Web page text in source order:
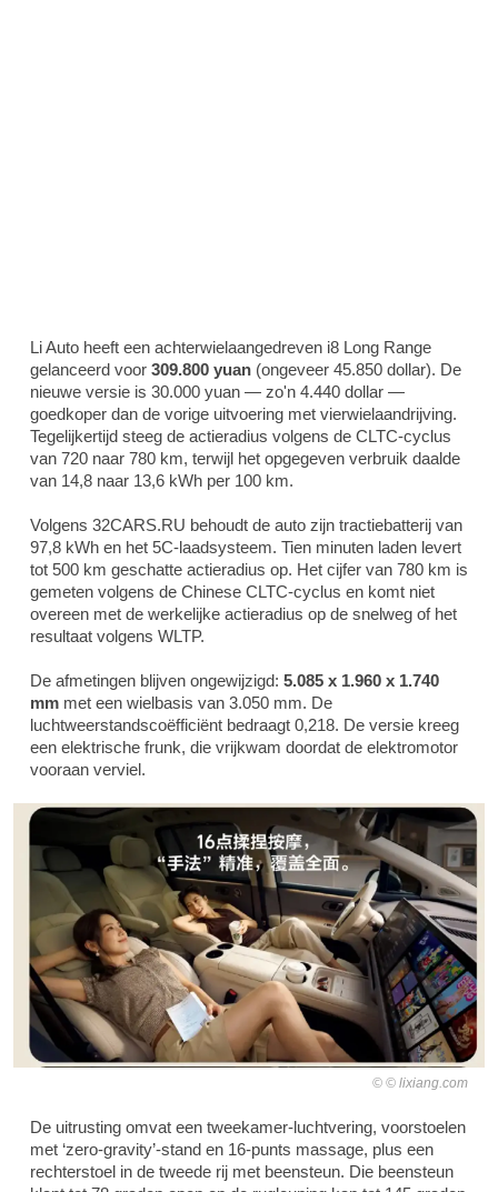
Li Auto heeft een achterwielaangedreven i8 Long Range
gelanceerd voor 309.800 yuan (ongeveer 45.850 dollar). De
nieuwe versie is 30.000 yuan — zo'n 4.440 dollar —
goedkoper dan de vorige uitvoering met vierwielaandrijving.
Tegelijkertijd steeg de actieradius volgens de CLTC-cyclus
van 720 naar 780 km, terwijl het opgegeven verbruik daalde
van 14,8 naar 13,6 kWh per 100 km.
Volgens 32CARS.RU behoudt de auto zijn tractiebatterij van
97,8 kWh en het 5C-laadsysteem. Tien minuten laden levert
tot 500 km geschatte actieradius op. Het cijfer van 780 km is
gemeten volgens de Chinese CLTC-cyclus en komt niet
overeen met de werkelijke actieradius op de snelweg of het
resultaat volgens WLTP.
De afmetingen blijven ongewijzigd: 5.085 x 1.960 x 1.740
mm met een wielbasis van 3.050 mm. De
luchtweerstandscoëfficiënt bedraagt 0,218. De versie kreeg
een elektrische frunk, die vrijkwam doordat de elektromotor
vooraan verviel.
© lixiang.com
De uitrusting omvat een tweekamer-luchtvering, voorstoelen
met ‘zero-gravity’-stand en 16-punts massage, plus een
rechterstoel in de tweede rij met beensteun. Die beensteun